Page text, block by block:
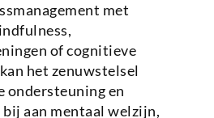
met
of cognitieve
het zenuwstelsel
ondersteuning en
bij aan mentaal welzijn,